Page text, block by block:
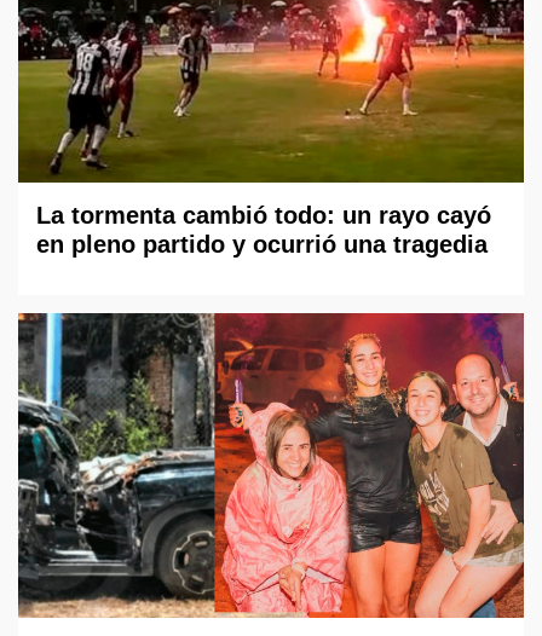
La tormenta cambió todo: un rayo cayó
en pleno partido y ocurrió una tragedia